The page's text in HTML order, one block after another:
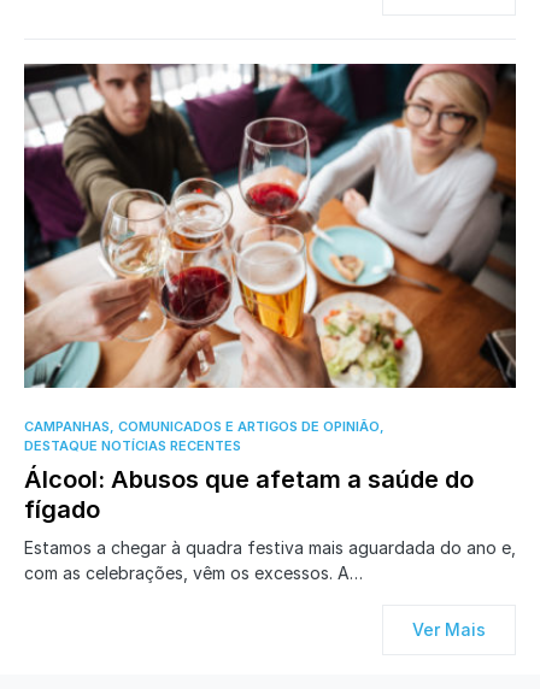
0
CAMPANHAS, COMUNICADOS E ARTIGOS DE OPINIÃO
DESTAQUE NOTÍCIAS RECENTES
Álcool: Abusos que afetam a saúde do
fígado
Estamos a chegar à quadra festiva mais aguardada do ano e,
com as celebrações, vêm os excessos. A…
Ver Mais